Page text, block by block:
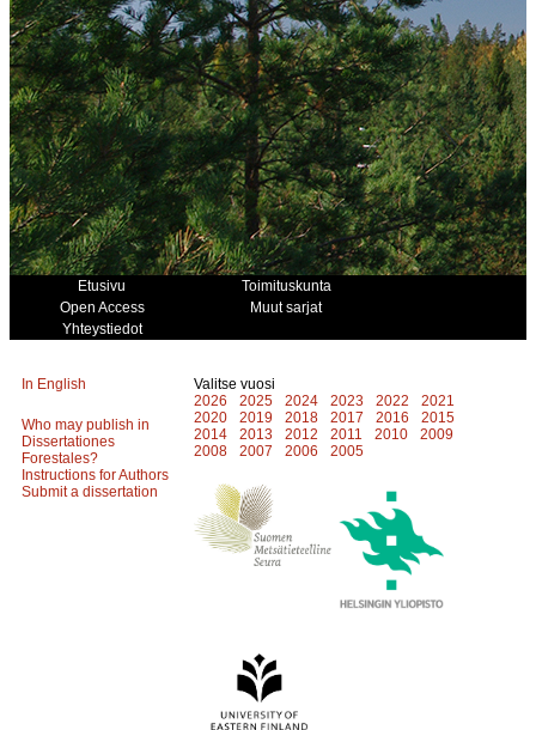
Etusivu
Toimituskunta
Open Access
Muut sarjat
Yhteystiedot
In English
Who may publish in
Dissertationes
Forestales?
Instructions for Authors
Submit a dissertation
Valitse vuosi
2026
2025 2024 2023 2022
2021
2020
2019 2018 2017 2016
2015
2014
2013 2012 2011 2010
2009
2008
2007 2006 2005